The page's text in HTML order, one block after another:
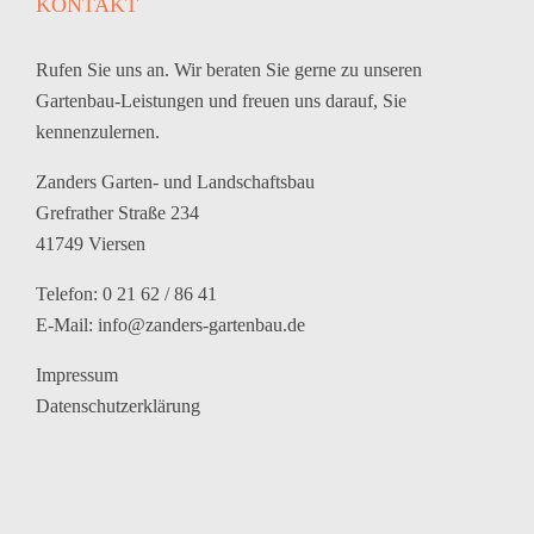
KONTAKT
Rufen Sie uns an. Wir beraten Sie gerne zu unseren
Gartenbau-Leistungen und freuen uns darauf, Sie
kennenzulernen.
Zanders Garten- und Landschaftsbau
Grefrather Straße 234
41749 Viersen
Telefon: 0 21 62 / 86 41
E-Mail: info@zanders-gartenbau.de
Impressum
Datenschutzerklärung